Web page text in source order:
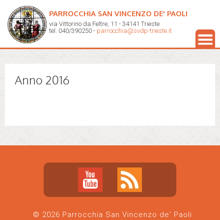
PARROCCHIA SAN VINCENZO DE' PAOLI
via Vittorino da Feltre, 11 - 34141 Trieste
tel. 040/390250 - parrocchia@svdp-trieste.it
Anno 2016
© 2026 Parrocchia San Vincenzo de' Paoli